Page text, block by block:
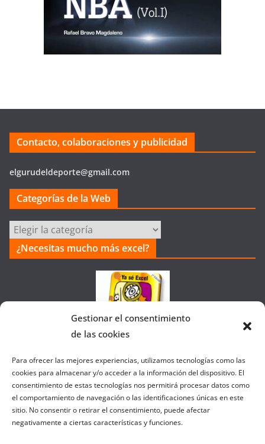
Gestionar el consentimiento
de las cookies
Para ofrecer las mejores experiencias, utilizamos tecnologías como las
cookies para almacenar y/o acceder a la información del dispositivo. El
consentimiento de estas tecnologías nos permitirá procesar datos como
el comportamiento de navegación o las identificaciones únicas en este
sitio. No consentir o retirar el consentimiento, puede afectar
negativamente a ciertas características y funciones.
Contacto, colaboraciones y publicidad
elgurudeldeporte@gmail.com
Categorías de la Web
Categorías
de
la
¿Necesitas mucho más excel?
Colaborando con FANATIC